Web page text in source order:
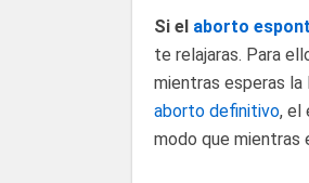
Si el aborto
te relajaras. Para
mientras esperas la
aborto definitivo, el
modo que mientras